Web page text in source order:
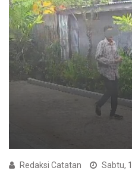
Redaksi Catatan Sabtu,